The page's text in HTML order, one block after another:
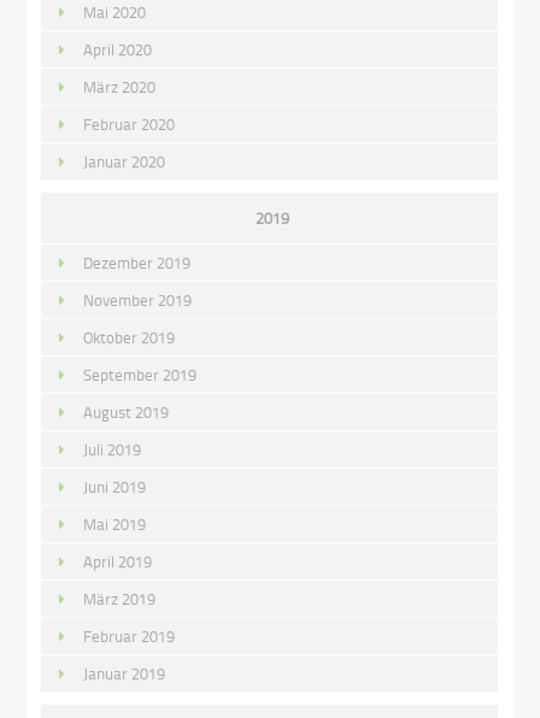
Mai 2020
April 2020
März 2020
Februar 2020
Januar 2020
2019
Dezember 2019
November 2019
Oktober 2019
September 2019
August 2019
Juli 2019
Juni 2019
Mai 2019
April 2019
März 2019
Februar 2019
Januar 2019